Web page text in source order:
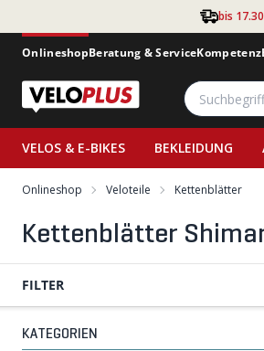
bis
OnlineshopBeratung & ServiceKompetenz
VELOS & E-BIKES BEKLEIDUNG
Onlineshop Veloteile Kettenblätter
Kettenblätter
FILTER
KATEGORIEN